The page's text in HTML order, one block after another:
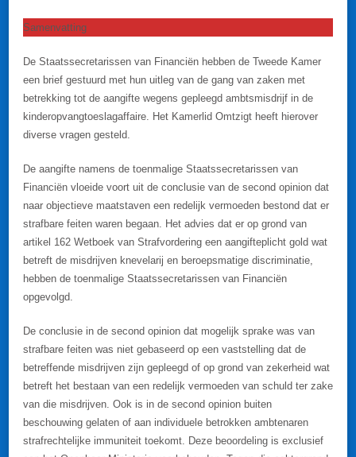
Samenvatting
De Staatssecretarissen van Financiën hebben de Tweede Kamer
een brief gestuurd met hun uitleg van de gang van zaken met
betrekking tot de aangifte wegens gepleegd ambtsmisdrijf in de
kinderopvangtoeslagaffaire. Het Kamerlid Omtzigt heeft hierover
diverse vragen gesteld.
De aangifte namens de toenmalige Staatssecretarissen van
Financiën vloeide voort uit de conclusie van de second opinion dat
naar objectieve maatstaven een redelijk vermoeden bestond dat er
strafbare feiten waren begaan. Het advies dat er op grond van
artikel 162 Wetboek van Strafvordering een aangifteplicht gold wat
betreft de misdrijven knevelarij en beroepsmatige discriminatie,
hebben de toenmalige Staatssecretarissen van Financiën
opgevolgd.
De conclusie in de second opinion dat mogelijk sprake was van
strafbare feiten was niet gebaseerd op een vaststelling dat de
betreffende misdrijven zijn gepleegd of op grond van zekerheid wat
betreft het bestaan van een redelijk vermoeden van schuld ter zake
van die misdrijven. Ook is in de second opinion buiten
beschouwing gelaten of aan individuele betrokken ambtenaren
strafrechtelijke immuniteit toekomt. Deze beoordeling is exclusief